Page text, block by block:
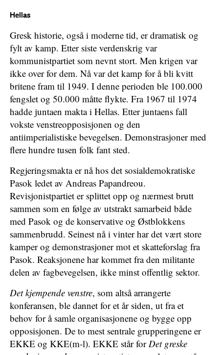
Hellas
Gresk historie, også i moderne tid, er dramatisk og
fylt av kamp. Etter siste verdenskrig var
kommunistpartiet som nevnt stort. Men krigen var
ikke over for dem. Nå var det kamp for å bli kvitt
britene fram til 1949. I denne perioden ble 100.000
fengslet og 50.000 måtte flykte. Fra 1967 til 1974
hadde juntaen makta i Hellas. Etter juntaens fall
vokste venstreopposisjonen og den
antiimperialistiske bevegelsen. Demonstrasjoner med
flere hundre tusen folk fant sted.
Regjeringsmakta er nå hos det sosialdemokratiske
Pasok ledet av Andreas Papandreou.
Revisjonistpartiet er splittet opp og nærmest brutt
sammen som en følge av utstrakt samarbeid både
med Pasok og de konservative og Østblokkens
sammenbrudd. Seinest nå i vinter har det vært store
kamper og demonstrasjoner mot et skatteforslag fra
Pasok. Reaksjonene har kommet fra den militante
delen av fagbevegelsen, ikke minst offentlig sektor.
Det kjempende venstre, som altså arrangerte
konferansen, ble dannet for et år siden, ut fra et
behov for å samle organisasjonene og bygge opp
opposisjonen. De to mest sentrale grupperingene er
EKKE og KKE(m-l). EKKE står forDet greske